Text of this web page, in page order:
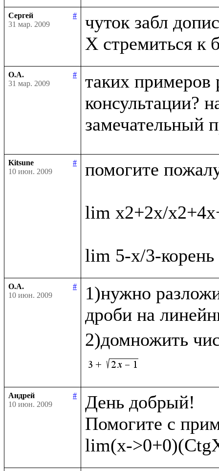
Сергей
#
31 мар. 2009
чуток забл
О.А.
#
31 мар. 2009
таких
консультации?
замечательный
Kitsune
#
10 июн. 2009
помогите
lim x2+2x/
О.А.
#
10 июн. 2009
1)нужно
дроби на
2)домножить
Андрей
#
10 июн. 2009
День добрый!
Помогите с